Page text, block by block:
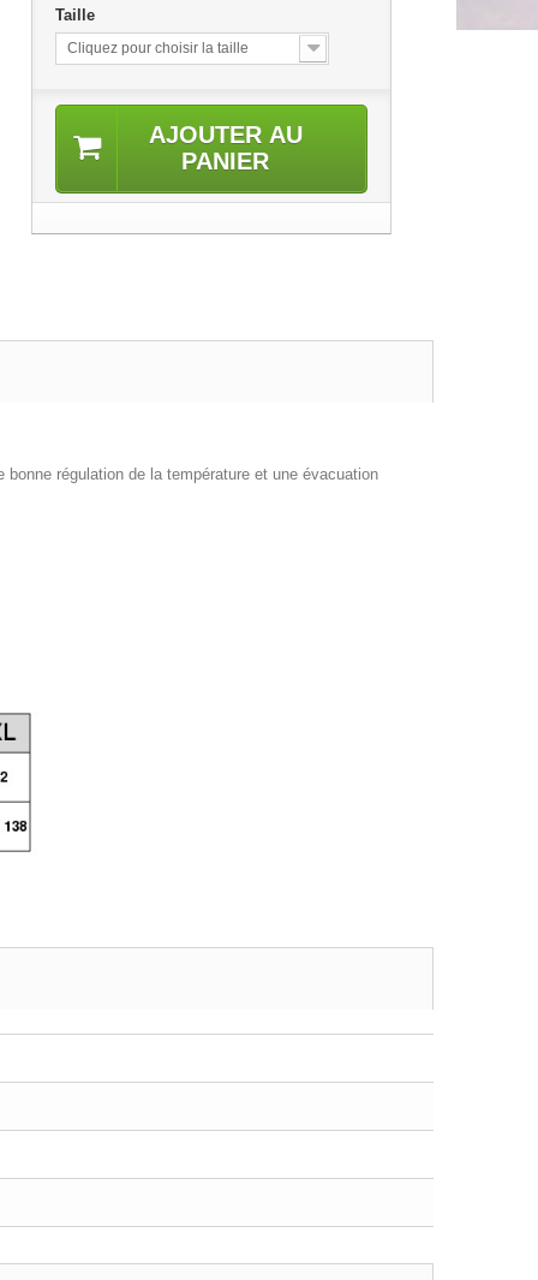
Taille
Cliquez pour choisir la taille
AJOUTER AU
PANIER
régulation de la température et une évacuation